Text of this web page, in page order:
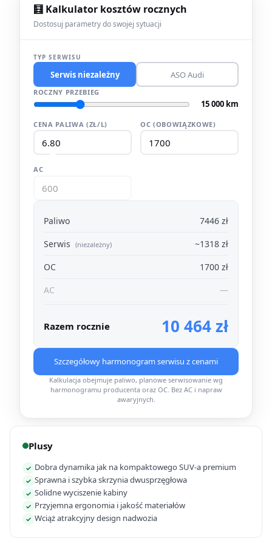
🧮 Kalkulator kosztów rocznych
Dostosuj parametry do swojej sytuacji
TYP SERWISU
Serwis niezależny ASO Audi
ROCZNY PRZEBIEG
15 000 km
CENA PALIWA (ZŁ/L) OC (OBOWIĄZKOWE)
AC
Paliwo
7446 zł
Serwis (niezależny)
~1318 zł
OC
1700 zł
AC
—
Razem rocznie 10 464 zł
Szczegółowy harmonogram serwisu z cenami
Kalkulacja obejmuje paliwo, planowe serwisowanie wg
harmonogramu producenta oraz OC. Bez AC i napraw
awaryjnych.
Plusy
✓ Dobra dynamika jak na kompaktowego SUV-a premium
✓ Sprawna i szybka skrzynia dwusprzęgłowa
✓ Solidne wyciszenie kabiny
✓ Przyjemna ergonomia i jakość materiałów
✓ Wciąż atrakcyjny design nadwozia